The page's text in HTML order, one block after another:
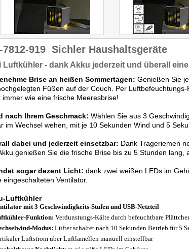
7812-919 Sichler Haushaltsgeräte
Luftkühler - dank Akku jederzeit und überall
Brise an heißen Sommertagen: Genießen Sie
Füßen auf der Couch. Per
immer wie eine frische Meeresbrise!
nach Ihrem Geschmack: Wählen Sie aus 3
im Wechsel wehen, mit je 10 Sekunden Wind und 5
dabei und jederzeit einsetzbar: Dank Trageriemen
genießen Sie die frische Brise bis zu 5 Stunden lang,
sogar dezent Licht: dank zwei weißen LEDs im
eingeschalteten Ventilator.
Luftkühler
mit 3 Geschwindigkeits-Stufen und USB-Netzteil
Funktion: Verdunstungs-Kälte durch befeuchtbare
Modus: Lüfter schaltet nach 10 Sekunden Betrieb für 5
Luftstrom über Luftlamellen manuell einstellbar